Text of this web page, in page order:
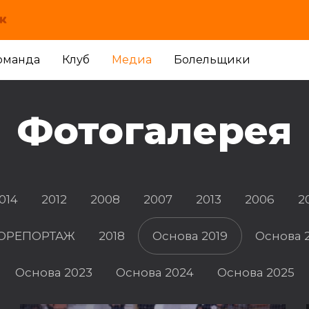
Клуб Медиа Болельщики
Фотогалерея
2012 2008 2007 2013 2006
2018 Основа 2019 Основа
Основа 2023 Основа 2024 Основа 2025